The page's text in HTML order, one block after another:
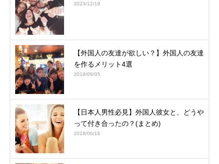
2023/12/19
【外国人の友達が欲しい？】外国人の友達
を作るメリット4選
2019/09/05
【日本人男性必見】外国人彼女と、どうや
って付き合ったの？(まとめ)
2018/06/16